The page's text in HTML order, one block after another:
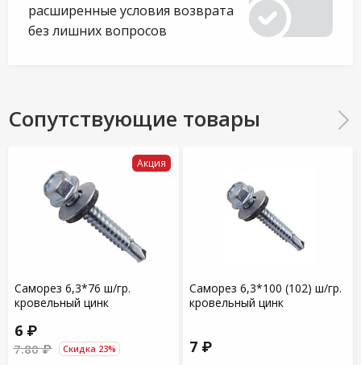
расширенные условия возврата
без лишних вопросов
Сопутствующие товары
Акция
Саморез 6,3*76 ш/гр.
кровельный цинк
6 ₽
7.80 ₽ Скидка 23%
Саморез 6,3*100 (102) ш/гр.
кровельный цинк
7 ₽